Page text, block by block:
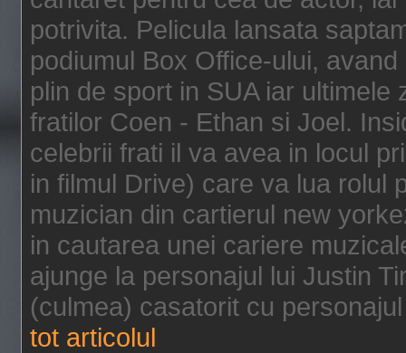
potrivita. Pelicula lansata
podiumul Box Office-ului,
plin de sport in SUA iar
fratilor Coen - Ethan si Joel.
celebrii frati il va avea in locul
in filmul Drive) care va lua rolul
muzician din cartierul new
in cautarea unei cariere
ajunge la personajul lui Justin
(culmea) casatorit cu
tot articolul